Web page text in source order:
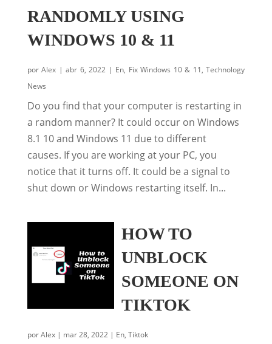
RANDOMLY USING
WINDOWS 10 & 11
porAlex |abr 6, 2022 | En, Fix Windows 10 & 11,Technology
News
Do you find that your computer is restarting in
a random manner? It could occur on Windows
8.1 10 and Windows 11 due to different
causes. If you are working at your PC, you
notice that it turns off. It could be a signal to
shut down or Windows restarting itself. In...
HOW TO
UNBLOCK
SOMEONE ON
TIKTOK
porAlex| mar 28, 2022| En, Tiktok